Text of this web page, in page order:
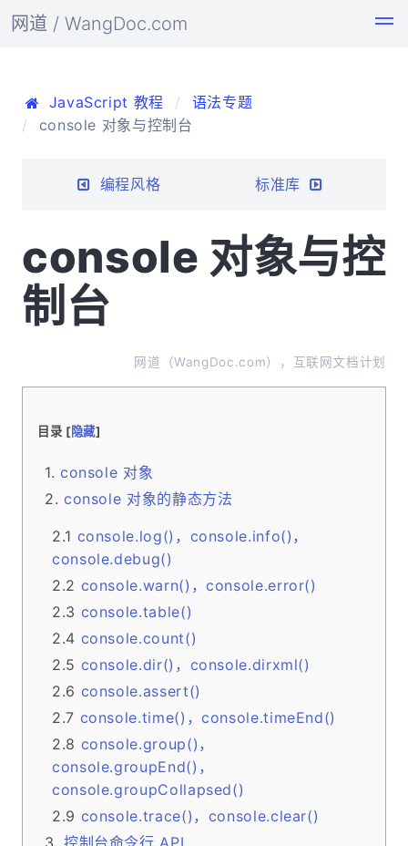
网道 / WangDoc.com
JavaScript 教程
语法专题
console 对象与控制台
编程风格 标准库
console 对象与控
制台
网道（WangDoc.com），互联网文档计划
目录 [隐藏]
console 对象
console 对象的静态方法
console.log()，console.info()，
console.debug()
console.warn()，console.error()
console.table()
console.count()
console.dir()，console.dirxml()
console.assert()
console.time()，console.timeEnd()
console.group()，
console.groupEnd()，
console.groupCollapsed()
console.trace()，console.clear()